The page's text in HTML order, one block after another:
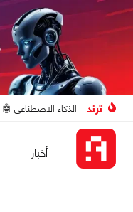
ترند الذكاء الاصطناعي 🤖
أخبار